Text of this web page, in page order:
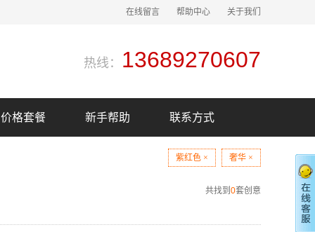
在线留言 帮助中心 关于我们
热线： 13689270607
价格套餐 新手帮助 联系方式
紫红色 × 奢华 ×
共找到 0套创意